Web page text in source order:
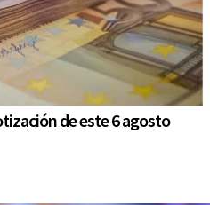
de este 6 agosto